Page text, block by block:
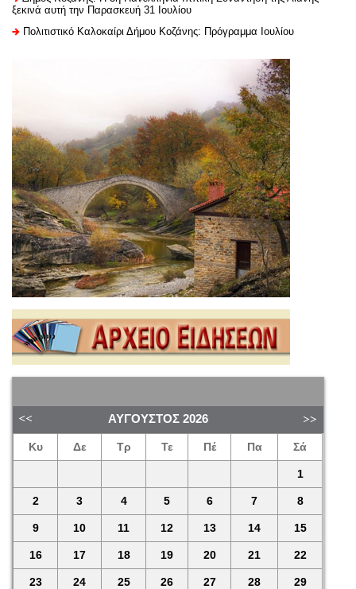
ξεκινά αυτή την Παρασκευή 31 Ιουλίου
Πολιτιστικό Καλοκαίρι Δήμου Κοζάνης: Πρόγραμμα Ιουλίου
ΑΎΓΟΥΣΤΟΣ 2026
Κυ Δε Τρ Τε Πέ Πα Σά
1
2 3 4 5 6 7 8
9 10 11 12 13 14 15
16 17 18 19 20 21 22
23 24 25 26 27 28 29